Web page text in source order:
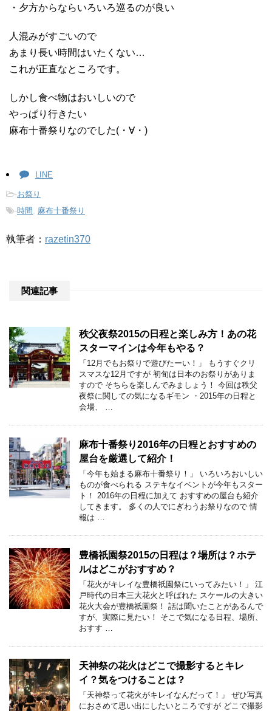
・夕方からならいろいろ巡るのが良い
人混みがすごいので
あまり長い時間はいたくない…
これが正直なところです。
しかし食べ物はおいしいので
やっぱり行きたい
麻布十番祭りなのでした(・∀・)
LINE
-お祭り
-時間 麻布十番祭り
執筆者： razetin370
関連記事
秩父夜祭2015の日程と楽しみ方！あの花
スターマインは今年もやる？
「12月でもお祭りで遊びたーい！」 もうすぐクリ
スマスな12月ですが 初旬は日本のお祭りがありま
すので そちらを楽しんでみましょう！ 今回は秩父
夜祭に関しての気になるギモン ・2015年の日程と
会場、 …
麻布十番祭り2016年の日程とおすすめの
屋台を厳選して紹介！
「今年も始まる麻布十番祭り！」 いろいろおいしい
ものが食べられる ステキなイベントが今年もスター
ト！ 2016年の日程に加えて おすすめの屋台も紹介
してきます。 多くの人でにぎわうお祭りなので 情
報は …
豊橋祇園祭2015の日程は？場所は？ホテ
ルはどこがおすすめ？
「花火がキレイな豊橋祇園祭にいってみたい！」 江
戸時代の日本三大花火と呼ばれた スケールの大きい
花火大会が豊橋祇園祭！ 話は聞いたことがあるんで
すが、実際に見たい！ そこで気になる日程、場所、
おすす …
天神祭の花火はどこで撮影するとキレ
イ？気をつけることは？
「天神祭って花火がキレイなんだって！」 ぜひ写真
におさめて思い出にしたいところですが どこで撮影